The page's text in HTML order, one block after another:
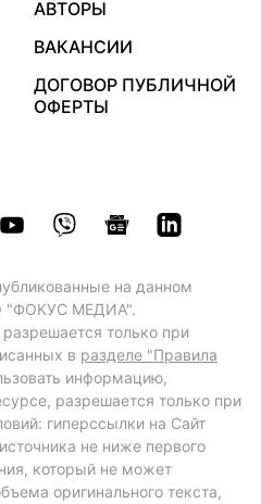
АВТОРЫ
ВАКАНСИИ
ДОГОВОР ПУБЛИЧНОЙ
ОФЕРТЫ
на данном
"ФОКУС МЕДИА".
только при
в разделе "Правила
информацию,
разрешается только при
гиперссылки на Сайт
не ниже первого
который не может
оригинального текста,